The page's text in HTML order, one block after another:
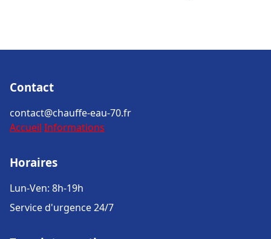
Contact
contact@chauffe-eau-70.fr
Accueil Informations
Horaires
Lun-Ven: 8h-19h
Service d'urgence 24/7